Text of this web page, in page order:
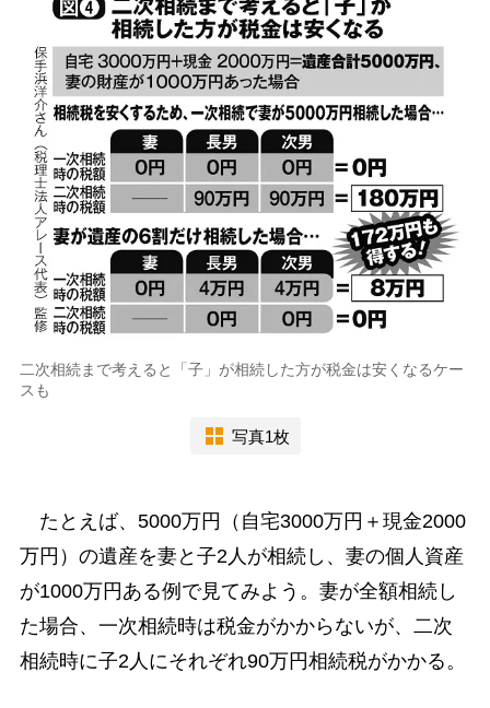
二次相続まで考えると「子」が相続した方が税金は安くなるケー
スも
写真1枚
たとえば、5000万円（自宅3000万円＋現金2000
万円）の遺産を妻と子2人が相続し、妻の個人資産
が1000万円ある例で見てみよう。妻が全額相続し
た場合、一次相続時は税金がかからないが、二次
相続時に子2人にそれぞれ90万円相続税がかかる。